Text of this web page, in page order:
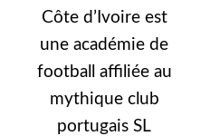
Côte d’Ivoire est
une académie de
football affiliée au
mythique club
portugais SL